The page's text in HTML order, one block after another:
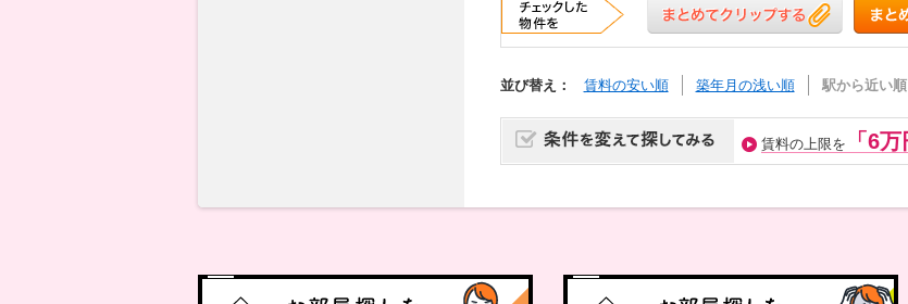
並び替え： 賃料の安い順 築年月の浅い順 駅から近い順
賃料の上限を 「6万